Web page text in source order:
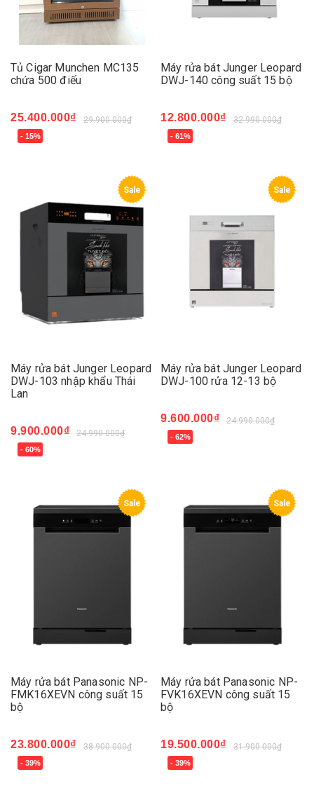
Tủ Cigar Munchen MC135
chứa 500 điếu
25.400.000₫ 29.900.000₫
- 15%
Máy rửa bát Junger Leopard
DWJ-140 công suất 15 bộ
12.800.000₫ 32.990.000₫
- 61%
Sale
Máy rửa bát Junger Leopard
DWJ-103 nhập khẩu Thái
Lan
9.900.000₫ 24.990.000₫
- 60%
Sale
Máy rửa bát Junger Leopard
DWJ-100 rửa 12-13 bộ
9.600.000₫ 24.990.000₫
- 62%
Sale
Máy rửa bát Panasonic NP-
FMK16XEVN công suất 15
bộ
23.800.000₫ 38.900.000₫
- 39%
Sale
Máy rửa bát Panasonic NP-
FVK16XEVN công suất 15
bộ
19.500.000₫ 31.900.000₫
- 39%